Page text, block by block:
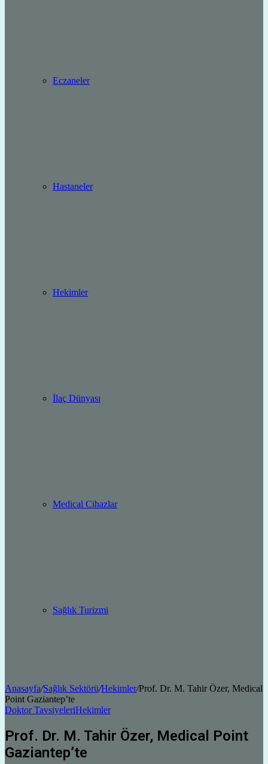
Eczaneler
Hastaneler
Hekimler
İlaç Dünyası
Medical Cihazlar
Sağlık Turizmi
Anasayfa/Sağlık Sektörü/Hekimler/Prof. Dr. M. Tahir Özer, Medical
Point Gaziantep’te
Doktor TavsiyeleriHekimler
Prof. Dr. M. Tahir Özer, Medical Point
Gaziantep’te